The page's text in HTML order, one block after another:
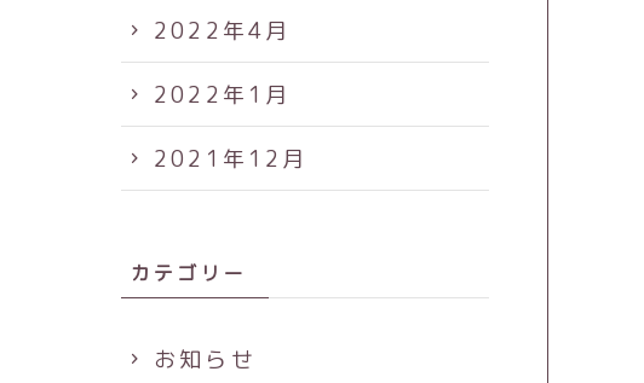
2022年4月
2022年1月
2021年12月
カテゴリー
お知らせ